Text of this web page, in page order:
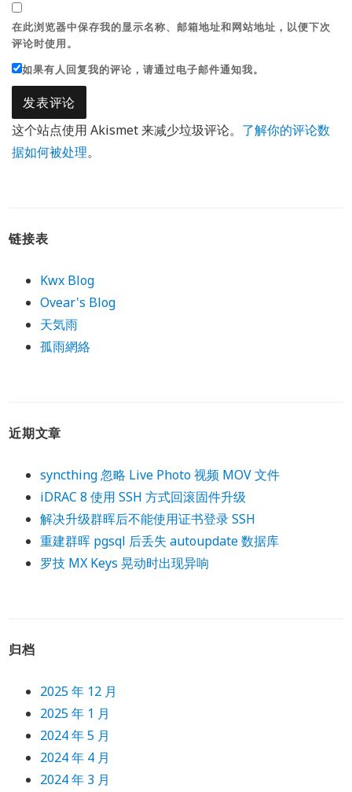
在此浏览器中保存我的显示名称、邮箱地址和网站地址，以便下次
评论时使用。
如果有人回复我的评论，请通过电子邮件通知我。
这个站点使用 Akismet 来减少垃圾评论。 了解你的评论数
据如何被处理。
链接表
Kwx Blog
Ovear's Blog
天気雨
孤雨網絡
近期文章
syncthing 忽略 Live Photo 视频 MOV 文件
iDRAC 8 使用 SSH 方式回滚固件升级
解决升级群晖后不能使用证书登录 SSH
重建群晖 pgsql 后丢失 autoupdate 数据库
罗技 MX Keys 晃动时出现异响
归档
2025 年 12 月
2025 年 1 月
2024 年 5 月
2024 年 4 月
2024 年 3 月